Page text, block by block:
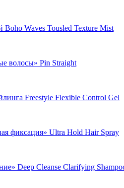
Boho Waves Tousled Texture Mist
волосы» Pin Straight
Freestyle Flexible Control Gel
фиксация» Ultra Hold Hair Spray
Deep Cleanse Clarifying